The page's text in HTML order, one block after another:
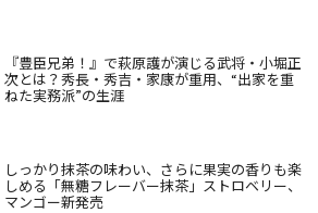
『豊臣兄弟！』で萩原護が演じる武将・小堀正
次とは？秀長・秀吉・家康が重用、“出家を重
ねた実務派”の生涯
しっかり抹茶の味わい、さらに果実の香りも楽
しめる「無糖フレーバー抹茶」ストロベリー、
マンゴー新発売